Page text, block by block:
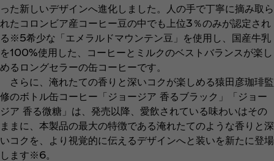
った新しいデザインへ進化しました。人の手で丁寧に摘み取ら
れたコロンビア産コーヒー豆の中でも上位3％のみが認定され
る※5希少な「エメラルドマウンテン豆」を使用し、国産牛乳
を100%使用した、コーヒーとミルクのベストバランスが楽し
めるロングセラーの缶コーヒーです。
さらに、淹れたての香りと深いコクが楽しめる猿田彦珈琲監
修のボトル缶コーヒー「ジョージア 香るブラック」「ジョー
ジア 香る微糖」は、発売以降、愛飲されている味わいはその
ままに、本製品の最大の特徴である淹れたてのような香りと深
いコクを、より視覚的に伝えるデザインへと装いを新たに登場
します※6。